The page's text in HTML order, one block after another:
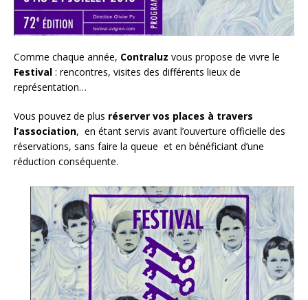
Comme chaque année, Contraluz vous propose de vivre le
Festival : rencontres, visites des différents lieux de
représentation…
Vous pouvez de plus réserver vos places à travers
l’association, en étant servis avant l’ouverture officielle des
réservations, sans faire la queue et en bénéficiant d’une
réduction conséquente.